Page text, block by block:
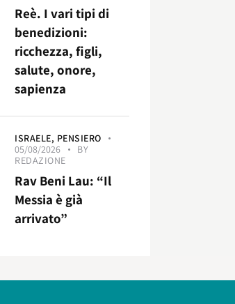
Reè. I vari tipi di
benedizioni:
ricchezza, figli,
salute, onore,
sapienza
ISRAELE, PENSIERO
05/08/2026
BY
REDAZIONE
Rav Beni Lau: “Il
Messia è già
arrivato”